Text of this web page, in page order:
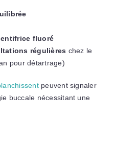
fluoré
régulières chez le
pour détartrage)
peuvent signaler
buccale nécessitant une